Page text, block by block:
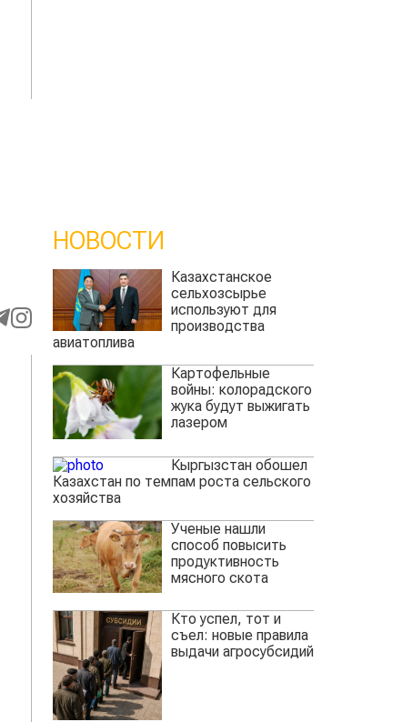
НОВОСТИ
Казахстанское
сельхозсырье
используют для
производства
авиатоплива
Картофельные
войны: колорадского
жука будут выжигать
лазером
Кыргызстан обошел
Казахстан по темпам роста сельского
хозяйства
Ученые нашли
способ повысить
продуктивность
мясного скота
Кто успел, тот и
съел: новые правила
выдачи агросубсидий